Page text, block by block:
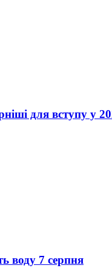
для вступу у
воду 7 серпня